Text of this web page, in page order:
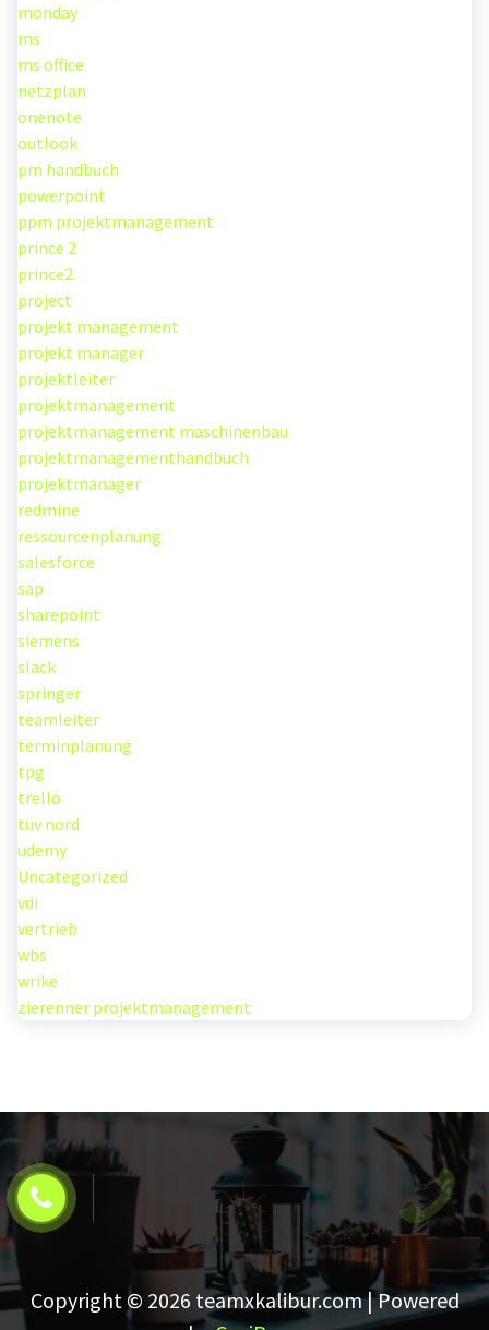
monday
ms
ms office
netzplan
onenote
outlook
pm handbuch
powerpoint
ppm projektmanagement
prince 2
prince2
project
projekt management
projekt manager
projektleiter
projektmanagement
projektmanagement maschinenbau
projektmanagementhandbuch
projektmanager
redmine
ressourcenplanung
salesforce
sap
sharepoint
siemens
slack
springer
teamleiter
terminplanung
tpg
trello
tüv nord
udemy
Uncategorized
vdi
vertrieb
wbs
wrike
zierenner projektmanagement
Copyright © 2026 teamxkalibur.com | Powered